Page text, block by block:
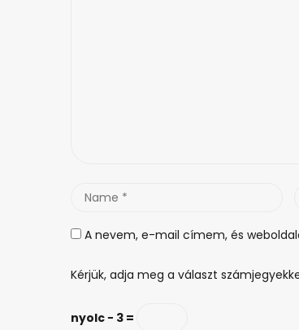
Name
A nevem, e-mail címem, és
Kérjük, adja meg a választ
nyolc − 3 =